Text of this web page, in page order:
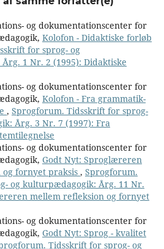
og dokumentationscenter for
Kolofon - Didaktiske forløb
for sprog- og
1 Nr. 2 (1995): Didaktiske
og dokumentationscenter for
Kolofon - Fra grammatik-
, Sprogforum. Tidsskrift for sprog-
Årg. 3 Nr. 7 (1997): Fra
og dokumentationscenter for
Godt Nyt: Sproglæreren
fornyet praksis , Sprogforum.
og kulturpædagogik: Årg. 11 Nr.
mellem refleksion og fornyet
og dokumentationscenter for
Godt Nyt: Sprog - kvalitet
Tidsskrift for sprog- og